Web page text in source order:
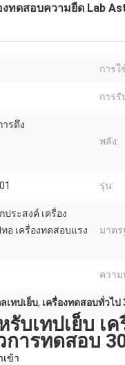
ทดสอบความยืด Lab
การใ
การรั
รดึง
พลัง:
รุ่น:
ประสงค์ เครื่อง
อ เครื่องทดสอบแรง
มาตร
ควา
เทปเย็บ, เครื่องทดสอบทั่วไป
บเทปเย็บ เ
การทดสอบ
เข้า